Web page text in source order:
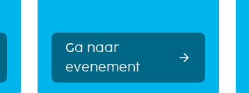
Ga naar
evenement